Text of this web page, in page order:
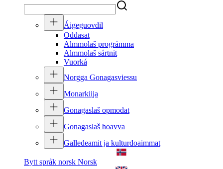
Áigeguovdil
Ođđasat
Almmolaš prográmma
Almmolaš sártnit
Vuorká
Norgga Gonagasviessu
Monarkiija
Gonagaslaš opmodat
Gonagaslaš hoavva
Galledeamit ja kulturdoaimmat
Bytt språk norsk Norsk